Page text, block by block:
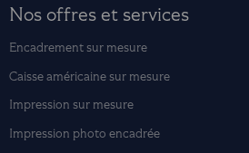
Nos offres et services
Encadrement sur mesure
Caisse américaine sur mesure
Impression sur mesure
Impression photo encadrée